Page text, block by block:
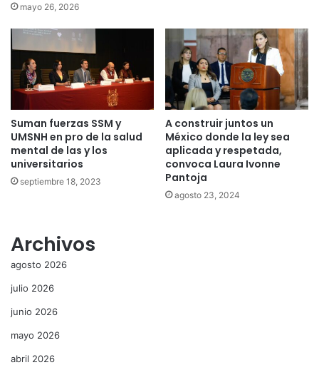
mayo 26, 2026
Suman fuerzas SSM y
UMSNH en pro de la salud
mental de las y los
universitarios
septiembre 18, 2023
A construir juntos un
México donde la ley sea
aplicada y respetada,
convoca Laura Ivonne
Pantoja
agosto 23, 2024
Archivos
agosto 2026
julio 2026
junio 2026
mayo 2026
abril 2026